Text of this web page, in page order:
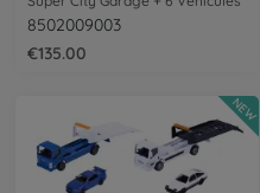
8502009003
€135.00
NEW